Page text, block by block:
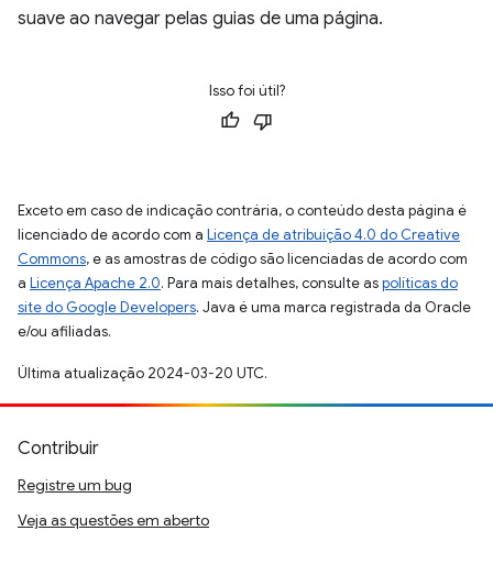
suave ao navegar pelas guias de uma página.
Isso foi útil?
Exceto em caso de indicação contrária, o conteúdo desta página é
licenciado de acordo com a Licença de atribuição 4.0 do Creative
Commons, e as amostras de código são licenciadas de acordo com
a Licença Apache 2.0. Para mais detalhes, consulte aspolíticas do
site do Google Developers. Java é uma marca registrada da Oracle
e/ou afiliadas.
Última atualização 2024-03-20 UTC.
Contribuir
Registre um bug
Veja as questões em aberto